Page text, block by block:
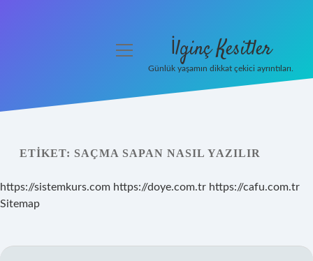
Yasal Uyarı
Hakkımızda
menüyü
İlginç Kesitler
Günlük yaşamın dikkat çekici ayrıntıları.
ETIKET: SAÇMA SAPAN NASIL YAZILIR
https://sistemkurs.com https://doye.com.tr https://cafu.com.tr
Sitemap